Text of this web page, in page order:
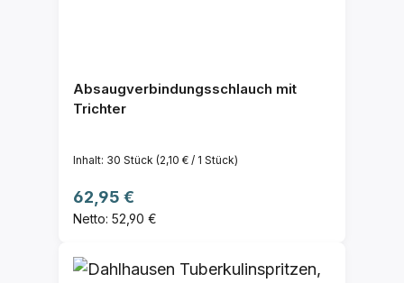
Absaugverbindungsschlauch mit
Trichter
Inhalt: 30 Stück (2,10 € / 1 Stück)
Regulärer Preis:
62,95 €
Netto: 52,90 €